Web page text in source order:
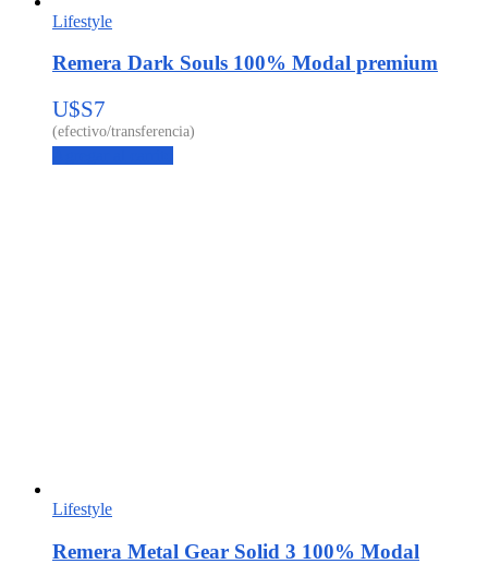
Lifestyle
Remera Dark Souls 100% Modal premium
U$S7
Lifestyle
Remera Metal Gear Solid 3 100% Modal